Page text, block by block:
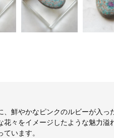
鮮やかなピンクのルビーが入っ
々をイメージしたような魅力溢
います。